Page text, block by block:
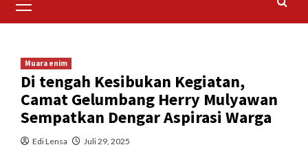
Menu
Muara enim
Di tengah Kesibukan Kegiatan,
Camat Gelumbang Herry Mulyawan
Sempatkan Dengar Aspirasi Warga
Edi Lensa Juli 29, 2025